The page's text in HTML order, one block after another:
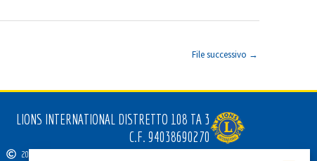
File successivo →
LIONS INTERNATIONAL DISTRETTO 108 TA 3
C.F. 94038690270
2026